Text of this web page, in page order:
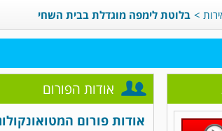
> בלוטת לימפה מוגדלת בבית השחי
אודות הפורום
אודות פורום